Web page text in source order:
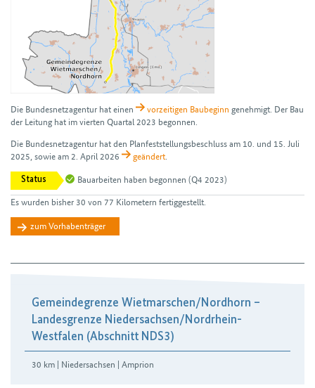
Die Bundes­netz­agentur hat einen vorzeitigen Bau­beginn genehmigt. Der Bau
der Leitung hat im vierten Quartal 2023 begonnen.
Die Bundesnetzagentur hat den Plan­feststellungs­beschluss am 10. und 15. Juli
2025, sowie am 2. April 2026
geändert.
Status Bauarbeiten haben begonnen (Q4 2023)
Es wurden bisher 30 von 77 Kilometern fertiggestellt.
zum Vorhabenträger
Gemeindegrenze Wietmarschen/​Nordhorn –
Landesgrenze Niedersachsen/​Nordrhein-
Westfalen (Abschnitt NDS3)
30 km | Niedersachsen | Amprion